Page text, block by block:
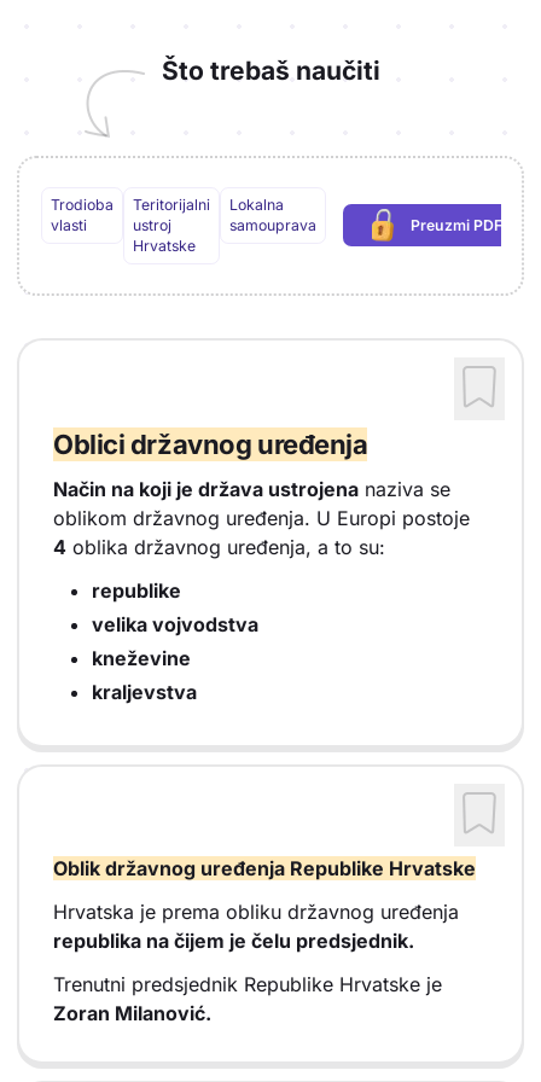
Što trebaš naučiti
Trodioba
vlasti
Teritorijalni
ustroj
Hrvatske
Lokalna
samouprava
Preuzmi PDF
(potrebna
Oblici državnog uređenja
Način na koji je država ustrojena naziva se
oblikom državnog uređenja. U Europi postoje
4 oblika državnog uređenja, a to su:
republike
velika vojvodstva
kneževine
kraljevstva
Oblik državnog uređenja Republike Hrvatske
Hrvatska je prema obliku državnog uređenja
republika na čijem je čelu predsjednik.
Trenutni predsjednik Republike Hrvatske je
Zoran Milanović.